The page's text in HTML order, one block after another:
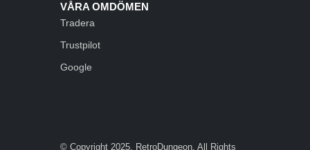
VÅRA OMDÖMEN
Tradera
Trustpilot
Google
© Copyright 2025. RetroDungeon. All Rights